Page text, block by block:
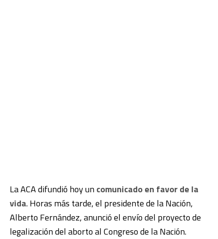
La ACA difundió hoy uncomunicado en favor de la
vida. Horas más tarde, el presidente de la Nación,
Alberto Fernández, anunció el envío del proyecto de
legalización del aborto al Congreso de la Nación.